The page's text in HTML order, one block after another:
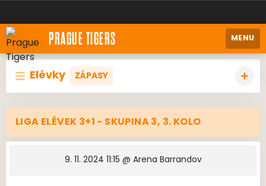
PRAGUE TIGERS MENU
Elévky ZÁPASY
LIGA ELÉVEK 3+1 - SKUPINA 3, 3. KOLO
9. 11. 2024 11:15 @ Arena Barrandov